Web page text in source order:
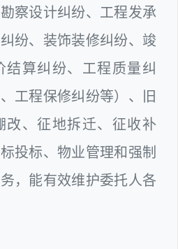
察设计纠纷、工程发承
纷、装饰装修纠纷、竣
结算纠纷、工程质量纠
工程保修纠纷等）、旧
改、征地拆迁、征收补
投标、物业管理和强制
，能有效维护委托人各